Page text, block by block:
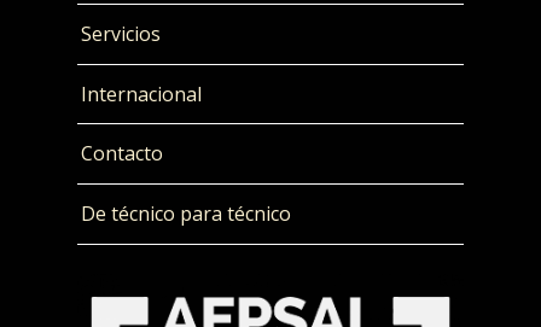
Servicios
Internacional
Contacto
De técnico para técnico